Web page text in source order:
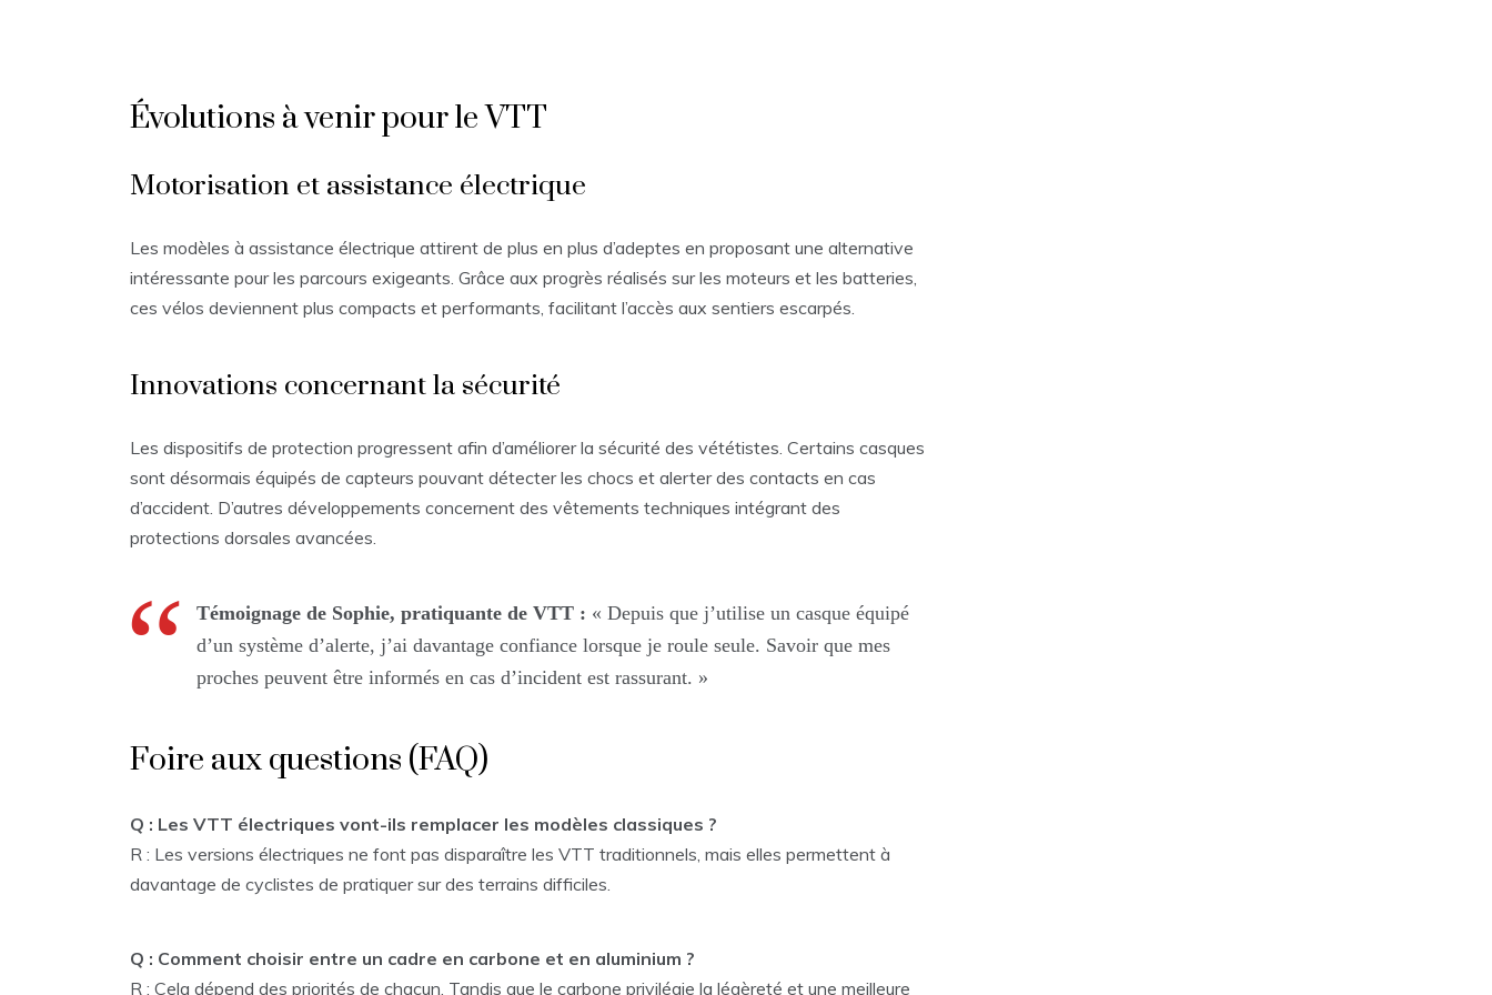
Évolutions à venir pour le VTT
Motorisation et assistance électrique
Les modèles à assistance électrique attirent de plus en plus d’adeptes en proposant une alternative
intéressante pour les parcours exigeants. Grâce aux progrès réalisés sur les moteurs et les batteries,
ces vélos deviennent plus compacts et performants, facilitant l’accès aux sentiers escarpés.
Innovations concernant la sécurité
Les dispositifs de protection progressent afin d’améliorer la sécurité des vététistes. Certains casques
sont désormais équipés de capteurs pouvant détecter les chocs et alerter des contacts en cas
d’accident. D’autres développements concernent des vêtements techniques intégrant des
protections dorsales avancées.
Témoignage de Sophie, pratiquante de VTT : « Depuis que j’utilise un casque équipé
d’un système d’alerte, j’ai davantage confiance lorsque je roule seule. Savoir que mes
proches peuvent être informés en cas d’incident est rassurant. »
Foire aux questions (FAQ)
Q : Les VTT électriques vont-ils remplacer les modèles classiques ?
R : Les versions électriques ne font pas disparaître les VTT traditionnels, mais elles permettent à
davantage de cyclistes de pratiquer sur des terrains difficiles.
Q : Comment choisir entre un cadre en carbone et en aluminium ?
R : Cela dépend des priorités de chacun. Tandis que le carbone privilégie la légèreté et une meilleure